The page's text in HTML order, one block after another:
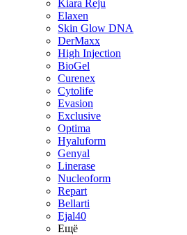
Kiara Reju
Elaxen
Skin Glow DNA
DerMaxx
High Injection
BioGel
Curenex
Cytolife
Evasion
Exclusive
Optima
Hyaluform
Genyal
Linerase
Nucleoform
Repart
Bellarti
Ejal40
Ещё